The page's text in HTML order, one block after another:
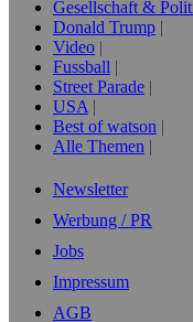
Gesellschaft &
Donald Trump
Video
Fussball
Street Parade
USA
Best of watson
Alle Themen
Newsletter
Werbung / PR
Jobs
Impressum
AGB